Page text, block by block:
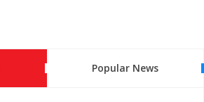
Popular News